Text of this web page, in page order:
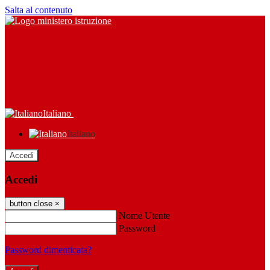
Salta al contenuto
Italiano
Italiano
Accedi
Accedi
button close ×
Nome Utente
Password
Password dimenticata?